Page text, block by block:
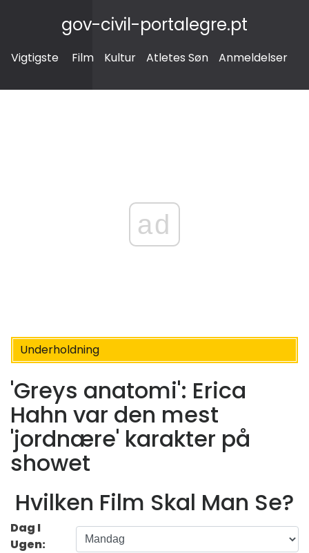
gov-civil-portalegre.pt
Vigtigste Film Kultur Atletes Søn Anmeldelser
ad
Underholdning
'Greys anatomi': Erica
Hahn var den mest
'jordnære' karakter på
showet
Hvilken Film Skal Man Se?
Dag I
Ugen: